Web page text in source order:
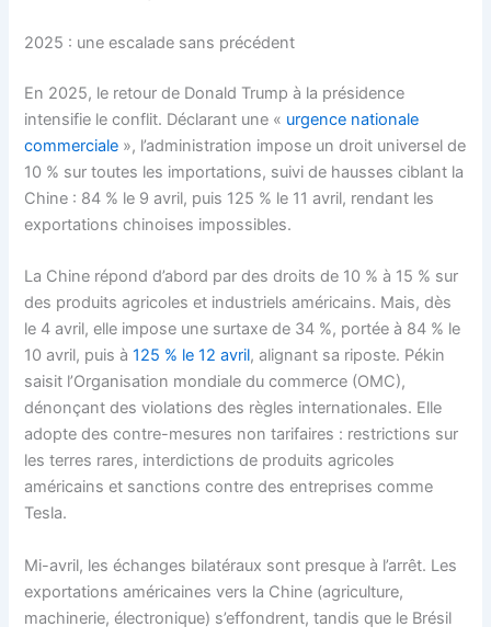
2025 : une escalade sans précédent
En 2025, le retour de Donald Trump à la présidence
intensifie le conflit. Déclarant une « urgence nationale
commerciale », l’administration impose un droit universel de
10 % sur toutes les importations, suivi de hausses ciblant la
Chine : 84 % le 9 avril, puis 125 % le 11 avril, rendant les
exportations chinoises impossibles.
La Chine répond d’abord par des droits de 10 % à 15 % sur
des produits agricoles et industriels américains. Mais, dès
le 4 avril, elle impose une surtaxe de 34 %, portée à 84 % le
10 avril, puis à125 % le 12 avril, alignant sa riposte. Pékin
saisit l’Organisation mondiale du commerce (OMC),
dénonçant des violations des règles internationales. Elle
adopte des contre-mesures non tarifaires : restrictions sur
les terres rares, interdictions de produits agricoles
américains et sanctions contre des entreprises comme
Tesla.
Mi-avril, les échanges bilatéraux sont presque à l’arrêt. Les
exportations américaines vers la Chine (agriculture,
machinerie, électronique) s’effondrent, tandis que le Brésil